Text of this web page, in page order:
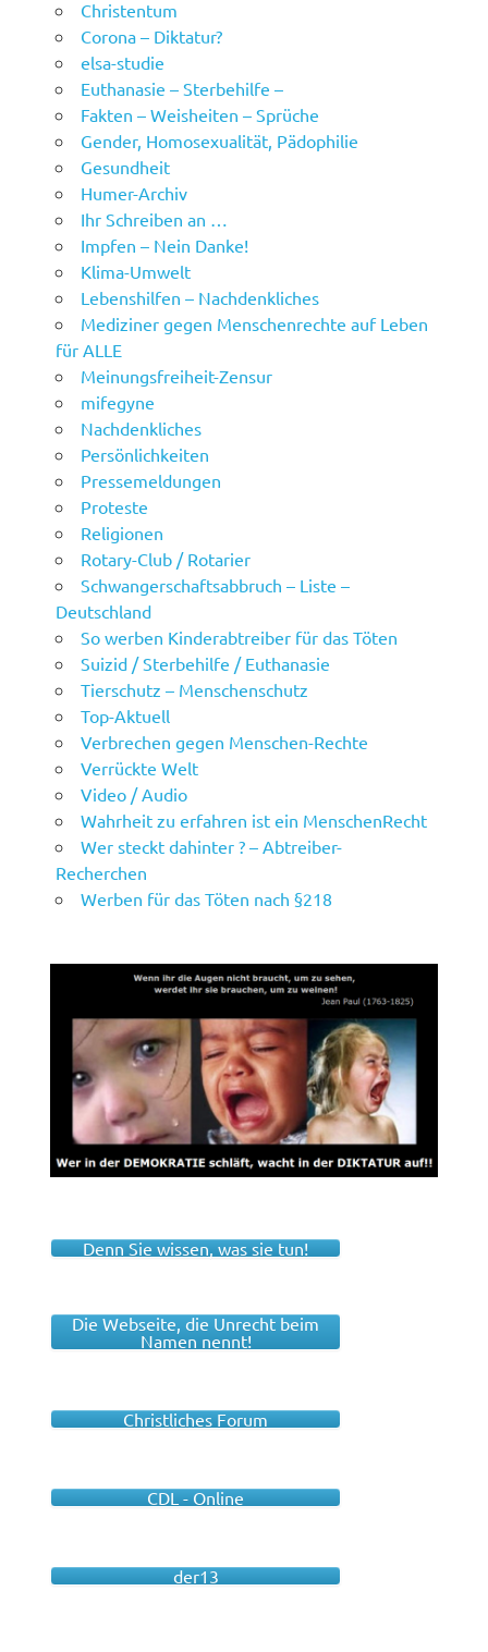
Christentum
Corona – Diktatur?
elsa-studie
Euthanasie – Sterbehilfe –
Fakten – Weisheiten – Sprüche
Gender, Homosexualität, Pädophilie
Gesundheit
Humer-Archiv
Ihr Schreiben an …
Impfen – Nein Danke!
Klima-Umwelt
Lebenshilfen – Nachdenkliches
Mediziner gegen Menschenrechte auf Leben
für ALLE
Meinungsfreiheit-Zensur
mifegyne
Nachdenkliches
Persönlichkeiten
Pressemeldungen
Proteste
Religionen
Rotary-Club / Rotarier
Schwangerschaftsabbruch – Liste –
Deutschland
So werben Kinderabtreiber für das Töten
Suizid / Sterbehilfe / Euthanasie
Tierschutz – Menschenschutz
Top-Aktuell
Verbrechen gegen Menschen-Rechte
Verrückte Welt
Video / Audio
Wahrheit zu erfahren ist ein MenschenRecht
Wer steckt dahinter ? – Abtreiber-
Recherchen
Werben für das Töten nach §218
Denn Sie wissen, was sie tun!
Die Webseite, die Unrecht beim
Namen nennt!
Christliches Forum
CDL - Online
der13